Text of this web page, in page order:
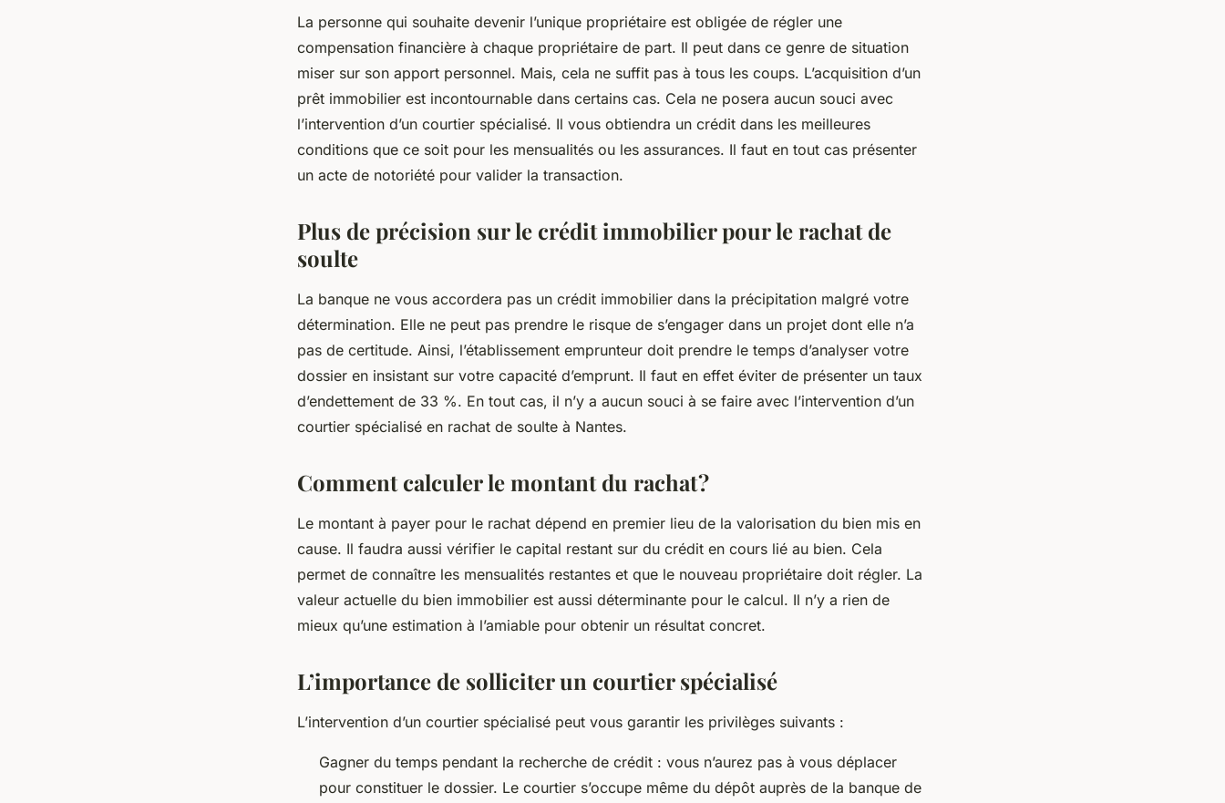
La personne qui souhaite devenir l’unique propriétaire est obligée de régler une
compensation financière à chaque propriétaire de part. Il peut dans ce genre de situation
miser sur son apport personnel. Mais, cela ne suffit pas à tous les coups. L’acquisition d’un
prêt immobilier est incontournable dans certains cas. Cela ne posera aucun souci avec
l’intervention d’un courtier spécialisé. Il vous obtiendra un crédit dans les meilleures
conditions que ce soit pour les mensualités ou les assurances. Il faut en tout cas présenter
un acte de notoriété pour valider la transaction.
Plus de précision sur le crédit immobilier pour le rachat de
soulte
La banque ne vous accordera pas un crédit immobilier dans la précipitation malgré votre
détermination. Elle ne peut pas prendre le risque de s’engager dans un projet dont elle n’a
pas de certitude. Ainsi, l’établissement emprunteur doit prendre le temps d’analyser votre
dossier en insistant sur votre capacité d’emprunt. Il faut en effet éviter de présenter un taux
d’endettement de 33 %. En tout cas, il n’y a aucun souci à se faire avec l’intervention d’un
courtier spécialisé en rachat de soulte à Nantes.
Comment calculer le montant du rachat ?
Le montant à payer pour le rachat dépend en premier lieu de la valorisation du bien mis en
cause. Il faudra aussi vérifier le capital restant sur du crédit en cours lié au bien. Cela
permet de connaître les mensualités restantes et que le nouveau propriétaire doit régler. La
valeur actuelle du bien immobilier est aussi déterminante pour le calcul. Il n’y a rien de
mieux qu’une estimation à l’amiable pour obtenir un résultat concret.
L’importance de solliciter un courtier spécialisé
L’intervention d’un courtier spécialisé peut vous garantir les privilèges suivants :
Gagner du temps pendant la recherche de crédit : vous n’aurez pas à vous déplacer
pour constituer le dossier. Le courtier s’occupe même du dépôt auprès de la banque de